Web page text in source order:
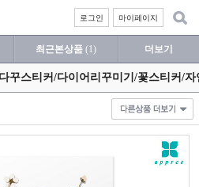
마이페이지
로그인
최근본상품 (1) 더보기
꾸스티커/다이어리꾸미기/꽃스티커/